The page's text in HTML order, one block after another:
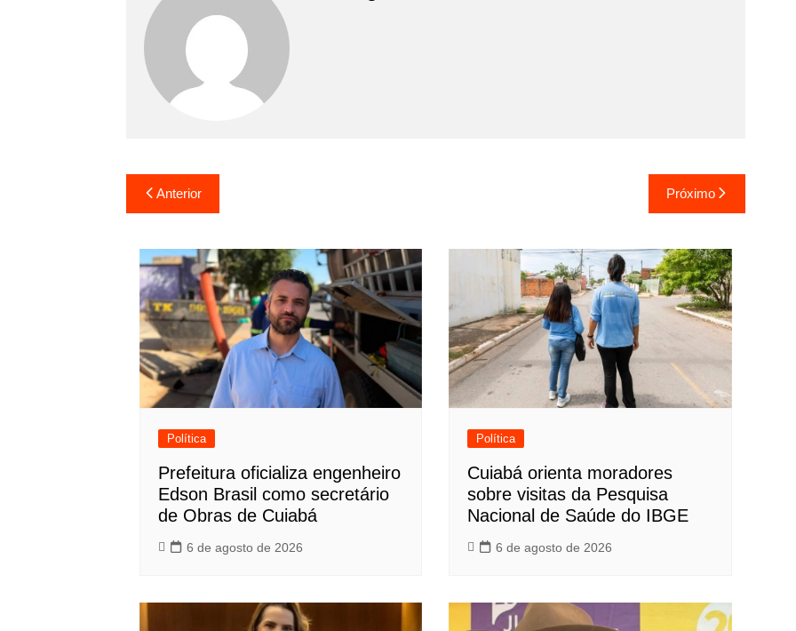
Navegação
de
Post
Anterior Próximo
Política
Prefeitura oficializa engenheiro
Edson Brasil como secretário
de Obras de Cuiabá
6 de agosto de 2026
Política
Cuiabá orienta moradores
sobre visitas da Pesquisa
Nacional de Saúde do IBGE
6 de agosto de 2026